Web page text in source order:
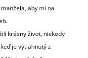
aby mi na
krásny život, niekedy
je vytiahnutý z